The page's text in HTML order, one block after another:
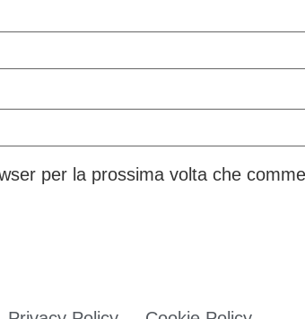
per la prossima volta che